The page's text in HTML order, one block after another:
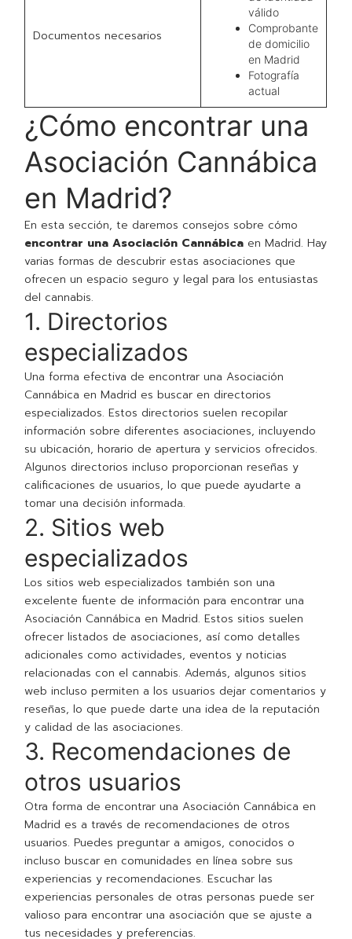
Documentos necesarios
válido
Comprobante
de domicilio
en Madrid
Fotografía
actual
¿Cómo encontrar una
Asociación Cannábica
en Madrid?
En esta sección, te daremos consejos sobre cómo
encontrar una Asociación Cannábica en Madrid. Hay
varias formas de descubrir estas asociaciones que
ofrecen un espacio seguro y legal para los entusiastas
del cannabis.
1. Directorios
especializados
Una forma efectiva de encontrar una Asociación
Cannábica en Madrid es buscar en directorios
especializados. Estos directorios suelen recopilar
información sobre diferentes asociaciones, incluyendo
su ubicación, horario de apertura y servicios ofrecidos.
Algunos directorios incluso proporcionan reseñas y
calificaciones de usuarios, lo que puede ayudarte a
tomar una decisión informada.
2. Sitios web
especializados
Los sitios web especializados también son una
excelente fuente de información para encontrar una
Asociación Cannábica en Madrid. Estos sitios suelen
ofrecer listados de asociaciones, así como detalles
adicionales como actividades, eventos y noticias
relacionadas con el cannabis. Además, algunos sitios
web incluso permiten a los usuarios dejar comentarios y
reseñas, lo que puede darte una idea de la reputación
y calidad de las asociaciones.
3. Recomendaciones de
otros usuarios
Otra forma de encontrar una Asociación Cannábica en
Madrid es a través de recomendaciones de otros
usuarios. Puedes preguntar a amigos, conocidos o
incluso buscar en comunidades en línea sobre sus
experiencias y recomendaciones. Escuchar las
experiencias personales de otras personas puede ser
valioso para encontrar una asociación que se ajuste a
tus necesidades y preferencias.